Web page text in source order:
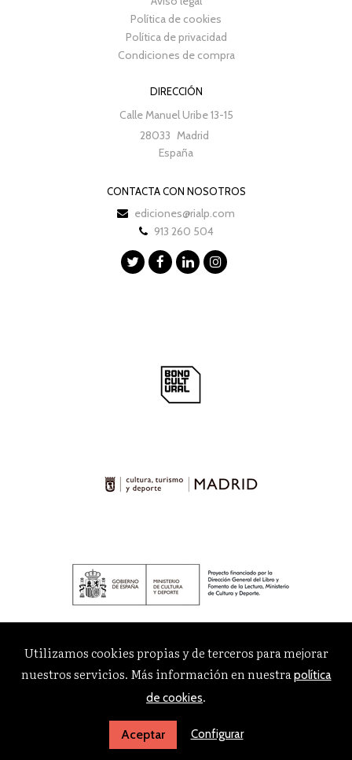
Política de cookies
Política de privacidad
Condiciones de compra
DIRECCIÓN
Calle Manuel Uribe 13-15
28033 Madrid
España
CONTACTA CON NOSOTROS
ediciones@rialp.com
913 260 504
Utilizamos cookies propias y de terceros para mejorar
nuestros servicios. Más información en nuestrapolítica
de cookies.
Aceptar Configurar